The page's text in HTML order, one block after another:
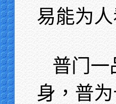
易能为人
普门一
身，普